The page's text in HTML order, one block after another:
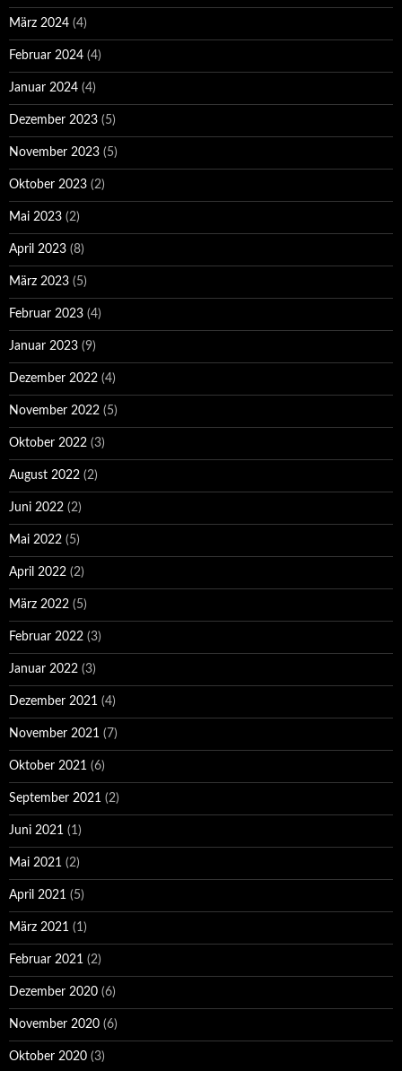
März 2024 (4)
Februar 2024 (4)
Januar 2024 (4)
Dezember 2023 (5)
November 2023 (5)
Oktober 2023 (2)
Mai 2023 (2)
April 2023 (8)
März 2023 (5)
Februar 2023 (4)
Januar 2023 (9)
Dezember 2022 (4)
November 2022 (5)
Oktober 2022 (3)
August 2022 (2)
Juni 2022 (2)
Mai 2022 (5)
April 2022 (2)
März 2022 (5)
Februar 2022 (3)
Januar 2022 (3)
Dezember 2021 (4)
November 2021 (7)
Oktober 2021 (6)
September 2021 (2)
Juni 2021 (1)
Mai 2021 (2)
April 2021 (5)
März 2021 (1)
Februar 2021 (2)
Dezember 2020 (6)
November 2020 (6)
Oktober 2020 (3)